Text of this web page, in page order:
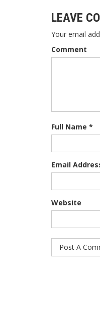
LEAVE
Your email
Comment
Full Name *
Email
Website